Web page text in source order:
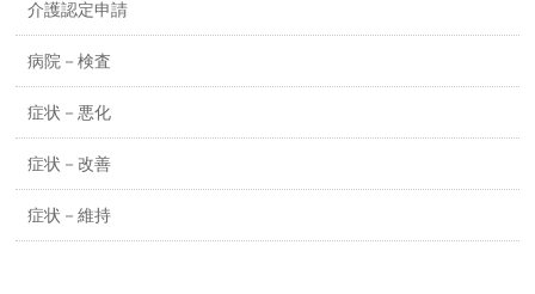
介護認定申請
病院－検査
症状－悪化
症状－改善
症状－維持